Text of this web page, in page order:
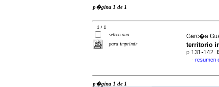
p�gina 1 de 1
1 / 1
selecciona
para imprimir
Garc�a
territorio
p.131-142.
· resumen
p�gina 1 de 1